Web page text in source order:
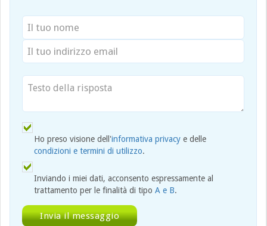
Ho preso visione dell'informativa privacy e delle
condizioni e termini di utilizzo.
Inviando i miei dati, acconsento espressamente al
trattamento per le finalità di tipo A e B.